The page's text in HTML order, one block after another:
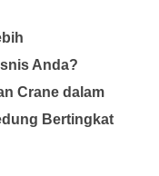
Anda?
Crane dalam
Bertingkat